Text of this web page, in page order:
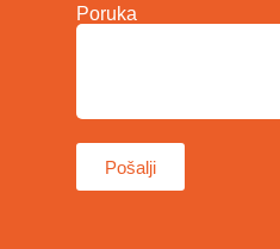
Poruka
Pošalji